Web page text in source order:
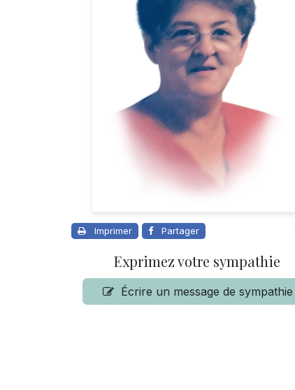
Imprimer Partager
Exprimez votre sympathie
Écrire un message de sympathie